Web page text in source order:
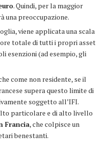
. Quindi, per la maggior
una preoccupazione.
viene applicata una scala
totale di tutti i propri asset
esenzioni (ad esempio, gli
come non residente, se il
supera questo limite di
soggetto all’IFI.
particolare e di alto livello
Francia, che colpisce un
benestanti.